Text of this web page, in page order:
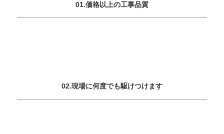
01.価格以上の工事品質
02.現場に何度でも駆けつけます